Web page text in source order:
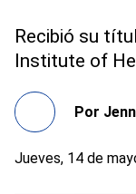
Recibió su
Institute of
Por
Jueves, 14 de